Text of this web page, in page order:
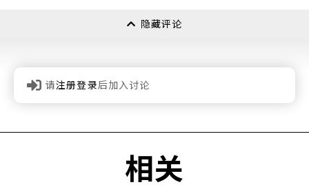
隐藏评论
请注册登录后加入讨论
相关